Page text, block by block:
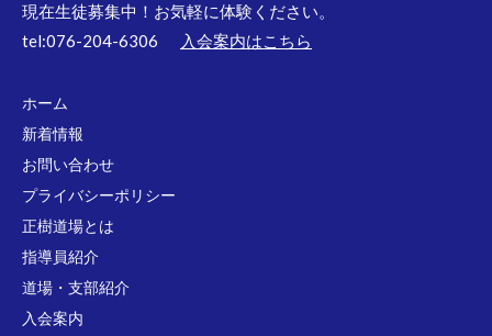
現在生徒募集中！お気軽に体験ください。
tel:076-204-6306
入会案内はこちら
ホーム
新着情報
お問い合わせ
プライバシーポリシー
正樹道場とは
指導員紹介
道場・支部紹介
入会案内